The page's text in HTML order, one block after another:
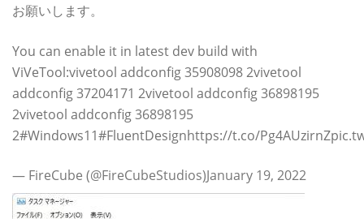
お願いします。
You can enable it in latest dev build with
ViVeTool:vivetool addconfig 35908098 2vivetool
addconfig 37204171 2vivetool addconfig 36898195
2vivetool addconfig 36898195
2#Windows11#FluentDesignhttps://t.co/
— FireCube (@FireCubeStudios)January 19, 2022